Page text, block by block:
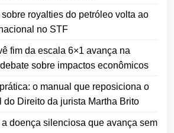
royalties do petróleo volta ao
no STF
fim da escala 6×1 avança na
sobre impactos econômicos
o manual que reposiciona o
do Direito da jurista Martha Brito
doença silenciosa que avança sem